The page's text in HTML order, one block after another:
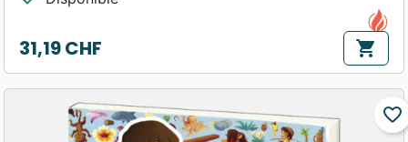
Prix
31,19 CHF shopping_cart
favorite_border